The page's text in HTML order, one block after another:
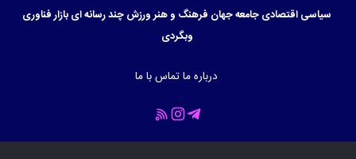
سیاسیاقتصادیجامعهجهان فرهنگ و هنرورزشچند رسانه ایبازارفناوری
وبگردی
درباره ماتماس با ما